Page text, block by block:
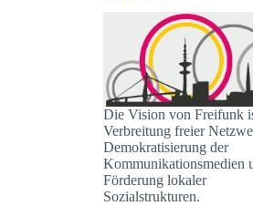
Die Vision von Freifunk
Verbreitung freier
Demokratisierung der
Kommunikationsmedien
Förderung lokaler
Sozialstrukturen.